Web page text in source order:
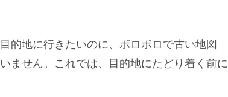
的地に行きたいのに、ボロボロで古い地図
ません。これでは、目的地にたどり着く前に